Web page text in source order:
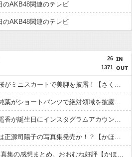
のAKB48関連のテレビ
のAKB48関連のテレビ
26
1371
【画像】川﨑桜がミニスカートで美脚を披露！【さくたん】【乃木坂46】
【画像】向井純葉がショートパンツで絶対領域を披露！【櫻坂46】
【速報】賀喜遥香が誕生日にインスタグラムアカウント開設！【かっきー】【乃木坂46】
藤嶌果歩の次は正源司陽子の写真集発売か！？【かほりん・しょげこ】【日向坂46】
藤嶌果歩1st写真集の感想まとめ。おおむね好評【かほりん】【日向坂46】